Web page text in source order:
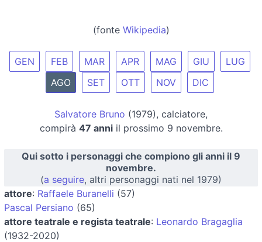
(fonte Wikipedia)
GEN FEB MAR APR MAG GIU
LUG
AGO
SET OTT NOV DIC
Salvatore Bruno (1979), calciatore,
compirà 47 anniil prossimo 9 novembre.
Qui sotto i personaggi che compiono gli anni il 9
novembre.
(a seguire, altri personaggi nati nel 1979)
attore: Raffaele Buranelli (57)
Pascal Persiano (65)
attore teatrale e regista teatrale: Leonardo Bragaglia
(1932-2020)